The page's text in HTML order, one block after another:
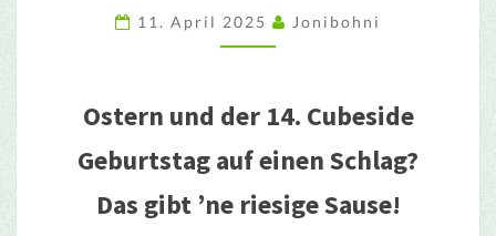
CUBESIDE-
GEBURTSTAG
11. April 2025 Jonibohni
Ostern und der 14. Cubeside
Geburtstag auf einen Schlag?
Das gibt ’ne riesige Sause!